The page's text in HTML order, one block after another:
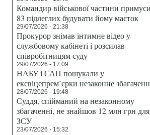
Командир військової частини
83 підлеглих будувати йому маєток
29/07/2026 - 21:38
Прокурор знімав інтимне відео у
службовому кабінеті і розсилав
співробітницям суду
29/07/2026 - 17:09
НАБУ і САП пошукали у
ексвіцепрем’єрки незаконне
28/07/2026 - 19:48
Суддя, спійманий на незаконному
збагаченні, не знайшов 12 млн грн для
ЗСУ
23/07/2026 - 15:32